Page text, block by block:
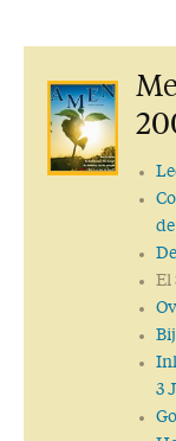
El
3